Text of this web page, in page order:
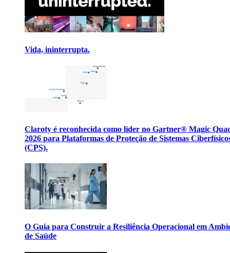
Vida, ininterrupta.
Claroty é reconhecida como líder no Gartner® Magic
2026 para Plataformas de Proteção de Sistemas
(CPS).
O Guia para Construir a Resiliência Operacional em
de Saúde